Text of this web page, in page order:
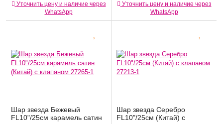
Уточнить цену и наличие через
WhatsApp
Уточнить цену и наличие через
WhatsApp
Шар звезда Бежевый
FL10"/25см карамель сатин
Шар звезда Серебро
FL10"/25см (Китай) с